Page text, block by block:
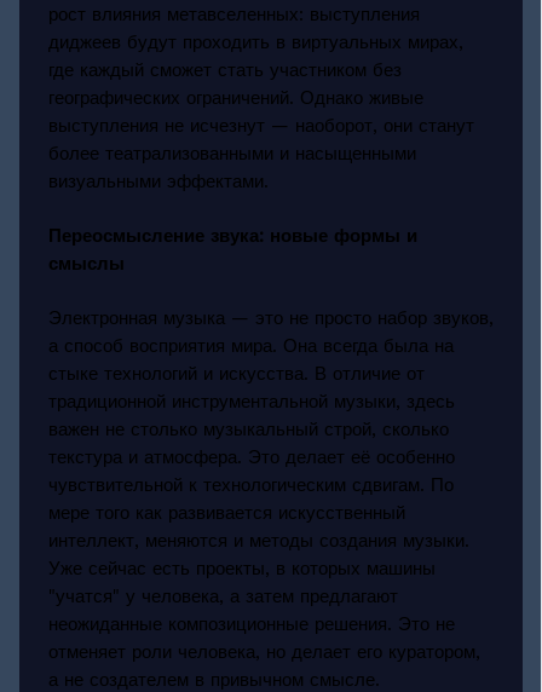
рост влияния метавселенных: выступления
диджеев будут проходить в виртуальных мирах,
где каждый сможет стать участником без
географических ограничений. Однако живые
выступления не исчезнут — наоборот, они станут
более театрализованными и насыщенными
визуальными эффектами.
Переосмысление звука: новые формы и
смыслы
Электронная музыка — это не просто набор звуков,
а способ восприятия мира. Она всегда была на
стыке технологий и искусства. В отличие от
традиционной инструментальной музыки, здесь
важен не столько музыкальный строй, сколько
текстура и атмосфера. Это делает её особенно
чувствительной к технологическим сдвигам. По
мере того как развивается искусственный
интеллект, меняются и методы создания музыки.
Уже сейчас есть проекты, в которых машины
"учатся" у человека, а затем предлагают
неожиданные композиционные решения. Это не
отменяет роли человека, но делает его куратором,
а не создателем в привычном смысле.